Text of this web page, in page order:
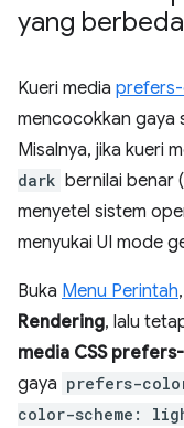
yang berbeda
Kueri media
mencocokkan gaya
Misalnya, jika kueri
dark bernilai benar
menyetel sistem
menyukai UI mode
Buka Menu Perintah
Rendering, lalu
media CSS
gaya prefers-
color-scheme: